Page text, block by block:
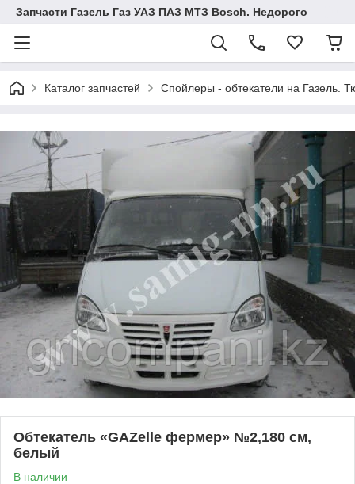
Запчасти Газель Газ УАЗ ПАЗ МТЗ Bosch. Недорого
Каталог запчастей Спойлеры - обтекатели на Газель.
Обтекатель «GAZelle фермер» №2,180 см,
белый
В наличии